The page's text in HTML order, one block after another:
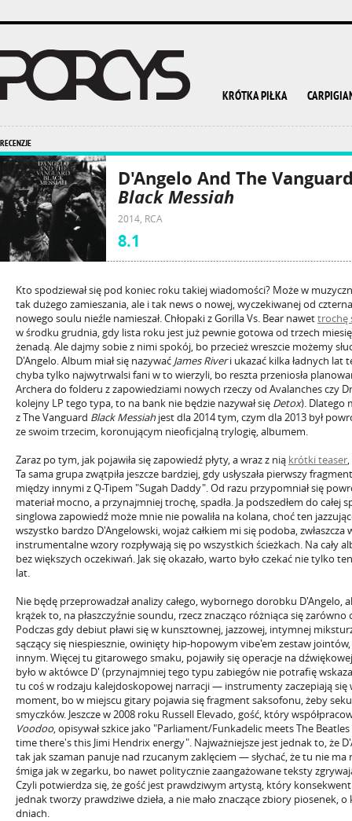
KRÓTKA PIŁKA
RECENZJE
D'Angelo And The
Black Messiah
2014, RCA
8.1
Kto spodziewał się pod koniec roku takiej wiadomości? Może w
tak dużego zamieszania, ale i tak news o nowej, wyczekiwanej od
nowego soulu nieźle namieszał. Chłopaki z Gorilla Vs. Bear nawettrochę
w środku grudnia, gdy lista roku jest już pewnie gotowa od trzech
żenadą. Ale dajmy sobie z nimi spokój, bo przecież wreszcie możemy
D'Angelo. Album miał się nazywać James Riveri ukazać kilka ładnych lat
chyba tylko najwytrwalsi fani w to wierzyli, bo reszta przeniosła
Archera do folderu z zapowiedziami nowych rzeczy od Avalanches czy
kolejny LP tego typa, to na bank nie będzie nazywał się Detox). Dlatego
z The Vanguard Black Messiahjest dla 2014 tym, czym dla 2013 był
ze swoim trzecim, koronującym nieoficjalną trylogię, albumem.
Zaraz po tym, jak pojawiła się zapowiedź płyty, a wraz z nią krótki teaser
Ta sama grupa zwątpiła jeszcze bardziej, gdy usłyszała pierwszy
między innymi z Q-Tipem "Sugah Daddy". Od razu przypomniał się
materiał mocno, a przynajmniej trochę, spadła. Ja podszedłem do
singlowa zapowiedź może mnie nie powaliła na kolana, choć ten
wszystko bardzo D'Angelowski, wojaż całkiem mi się podoba,
instrumentalne wzory rozpływają się po wszystkich ścieżkach. Na cały
bez większych oczekiwań. Jak się okazało, warto było czekać nie tylko
lat.
Nie będę przeprowadzał analizy całego, wybornego dorobku D'Angelo,
krążek to, na płaszczyźnie soundu, rzecz znacząco różniąca się
Podczas gdy debiut pławi się w kunsztownej, jazzowej, intymnej
sączący się niespiesznie, owinięty hip-hopowym vibe'em zestaw jointów,
innym. Więcej tu gitarowego smaku, pojawiły się operacje na
było w aktówce D' (przynajmniej tego typu zabiegów nie potrafię
tu coś w rodzaju kalejdoskopowej narracji — instrumenty zaczepiają
moment, bo w miejscu gitary pojawia się fragment saksofonu, żeby
smyczków. Jeszcze w 2008 roku Russell Elevado, gość, który
Voodoo, opisywał szkice jako "Parliament/Funkadelic meets The
time there's this Jimi Hendrix energy". Najważniejsze jest jednak to, że
tak jak szaman panuje nad rzucanym zaklęciem — słychać, że tu nie
śmiga jak w zegarku, bo nawet politycznie zaangażowane teksty
Czyli potwierdza się, że gość jest prawdziwym artystą, który
jednak tworzy prawdziwe dzieła, a nie mało znaczące zbiory piosenek,
dniach.